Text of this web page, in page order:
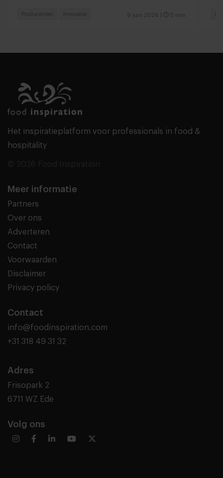
9 juni 2026 5 min
Producenten Innovatie
Het inspiratieplatform voor professionals in food &
hospitality
Meer informatie
Partners
Over ons
Adverteren
Contact
Voorwaarden
Disclaimer
Privacy policy
Contact
info@foodinspiration.com
+31 318 49 31 32
Adres
Frisopark 2
6711 WZ Ede
Volg ons